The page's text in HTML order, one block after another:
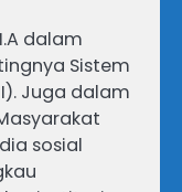
dalam
Sistem
Juga dalam
sosial